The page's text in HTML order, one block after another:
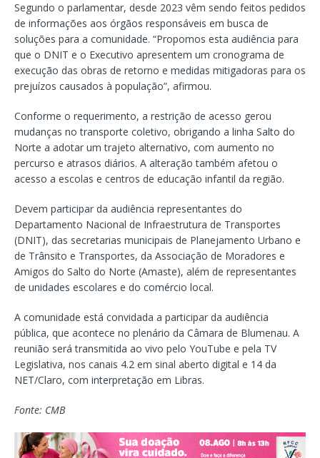
Segundo o parlamentar, desde 2023 vêm sendo feitos pedidos
de informações aos órgãos responsáveis em busca de
soluções para a comunidade. “Propomos esta audiência para
que o DNIT e o Executivo apresentem um cronograma de
execução das obras de retorno e medidas mitigadoras para os
prejuízos causados à população”, afirmou.
Conforme o requerimento, a restrição de acesso gerou
mudanças no transporte coletivo, obrigando a linha Salto do
Norte a adotar um trajeto alternativo, com aumento no
percurso e atrasos diários. A alteração também afetou o
acesso a escolas e centros de educação infantil da região.
Devem participar da audiência representantes do
Departamento Nacional de Infraestrutura de Transportes
(DNIT), das secretarias municipais de Planejamento Urbano e
de Trânsito e Transportes, da Associação de Moradores e
Amigos do Salto do Norte (Amaste), além de representantes
de unidades escolares e do comércio local.
A comunidade está convidada a participar da audiência
pública, que acontece no plenário da Câmara de Blumenau. A
reunião será transmitida ao vivo pelo YouTube e pela TV
Legislativa, nos canais 4.2 em sinal aberto digital e 14 da
NET/Claro, com interpretação em Libras.
Fonte: CMB